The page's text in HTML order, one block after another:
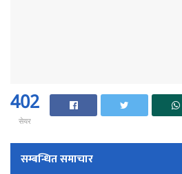
402
सेयर
सम्बन्धित समाचार